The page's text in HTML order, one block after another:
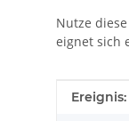
Nutze
eignet sich
Wert
Ereignis: